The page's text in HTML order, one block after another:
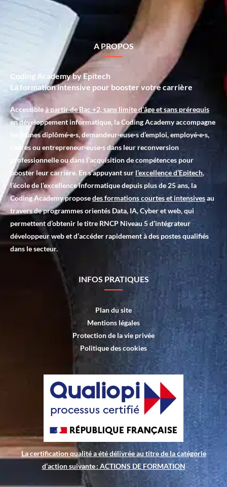
A PROPOS
Coding Academy by Epitech
La formation intensive pour booster votre carrière
Accessibleà partir de Bac +2, sans limite d’âge et sans prérequis
en développement informatique, la Coding Academy accompagne
les jeunes diplômé·e·s, demandeur·euse·s d’emploi, employé·e·s,
cadres ou entrepreneur·euse·s dans leur reconversion
professionnelle ou dans l’acquisition de compétences pour
booster leur carrière. En s’appuyant sur l’excellence d’Epitech,
l’école de l’excellence informatique depuis plus de 25 ans, la
Coding Academy proposedes formations courtes et intensivesau
travers de programmes orientés Data, IA, Cyber et web, qui
permettent d’obtenir le titre RNCP Niveau 5 d’intégrateur
développeur web et d’accéder rapidement à des postes qualifiés
dans le secteur.
INFOS PRATIQUES
Plan du site
Mentions légales
Protection de la vie privée
Politique des cookies
La certification qualité a été délivrée au titre de la catégorie
d’action suivante : ACTIONS DE FORMATION